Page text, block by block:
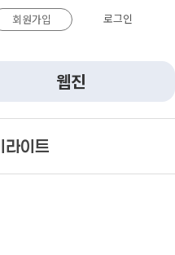
회원가입 로그인
웹진
라이트